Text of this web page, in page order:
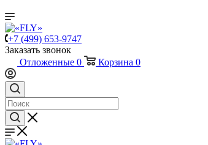
+7 (499) 653-9747
Заказать звонок
Отложенные 0 Корзина 0